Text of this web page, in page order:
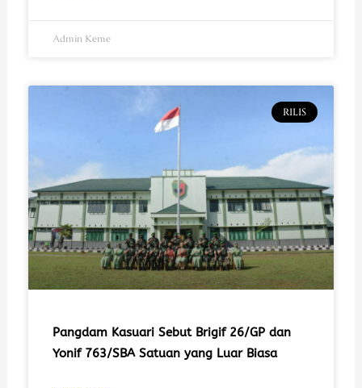
Admin Keme
RILIS
Pangdam Kasuari Sebut Brigif 26/GP dan
Yonif 763/SBA Satuan yang Luar Biasa